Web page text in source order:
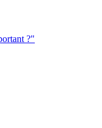
?"